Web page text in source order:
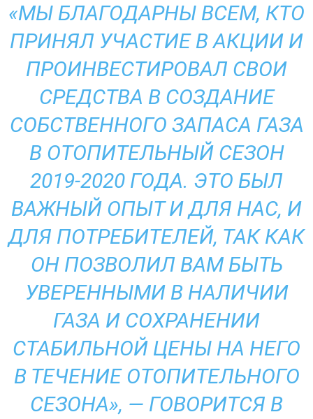
«МЫ БЛАГОДАРНЫ ВСЕМ, КТО
ПРИНЯЛ УЧАСТИЕ В АКЦИИ И
ПРОИНВЕСТИРОВАЛ СВОИ
СРЕДСТВА В СОЗДАНИЕ
СОБСТВЕННОГО ЗАПАСА ГАЗА
В ОТОПИТЕЛЬНЫЙ СЕЗОН
2019-2020 ГОДА. ЭТО БЫЛ
ВАЖНЫЙ ОПЫТ И ДЛЯ НАС, И
ДЛЯ ПОТРЕБИТЕЛЕЙ, ТАК КАК
ОН ПОЗВОЛИЛ ВАМ БЫТЬ
УВЕРЕННЫМИ В НАЛИЧИИ
ГАЗА И СОХРАНЕНИИ
СТАБИЛЬНОЙ ЦЕНЫ НА НЕГО
В ТЕЧЕНИЕ ОТОПИТЕЛЬНОГО
СЕЗОНА», — ГОВОРИТСЯ В